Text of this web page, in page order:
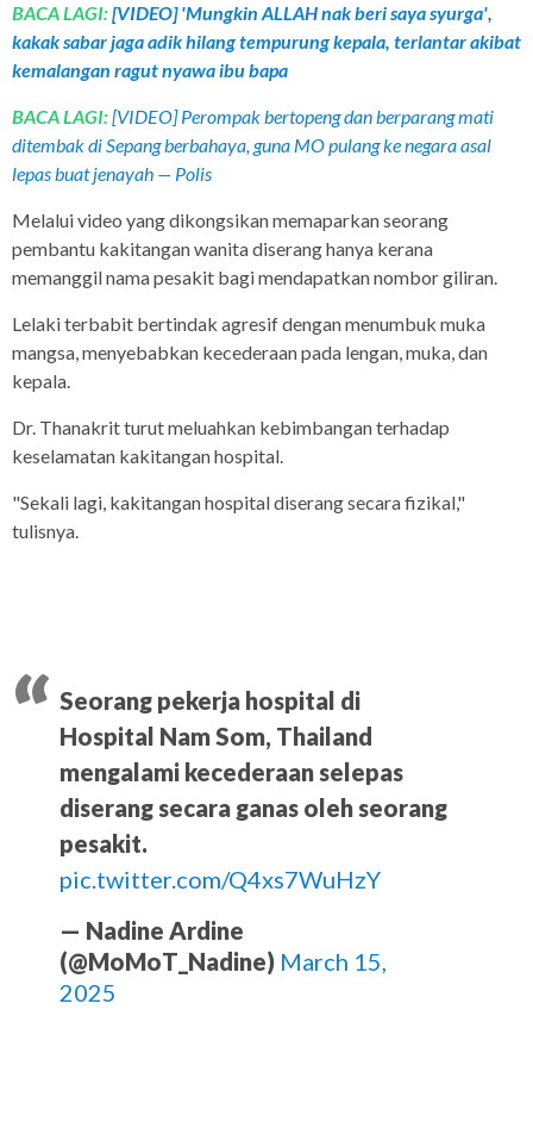
BACA LAGI:[VIDEO] 'Mungkin ALLAH nak beri saya syurga',
kakak sabar jaga adik hilang tempurung kepala, terlantar akibat
kemalangan ragut nyawa ibu bapa
BACA LAGI:[VIDEO] Perompak bertopeng dan berparang mati
ditembak di Sepang berbahaya, guna MO pulang ke negara asal
lepas buat jenayah — Polis
Melalui video yang dikongsikan memaparkan seorang
pembantu kakitangan wanita diserang hanya kerana
memanggil nama pesakit bagi mendapatkan nombor giliran.
Lelaki terbabit bertindak agresif dengan menumbuk muka
mangsa, menyebabkan kecederaan pada lengan, muka, dan
kepala.
Dr. Thanakrit turut meluahkan kebimbangan terhadap
keselamatan kakitangan hospital.
"Sekali lagi, kakitangan hospital diserang secara fizikal,"
tulisnya.
Seorang pekerja hospital di
Hospital Nam Som, Thailand
mengalami kecederaan selepas
diserang secara ganas oleh seorang
pesakit.
pic.twitter.com/Q4xs7WuHzY
— Nadine Ardine
(@MoMoT_Nadine) March 15,
2025